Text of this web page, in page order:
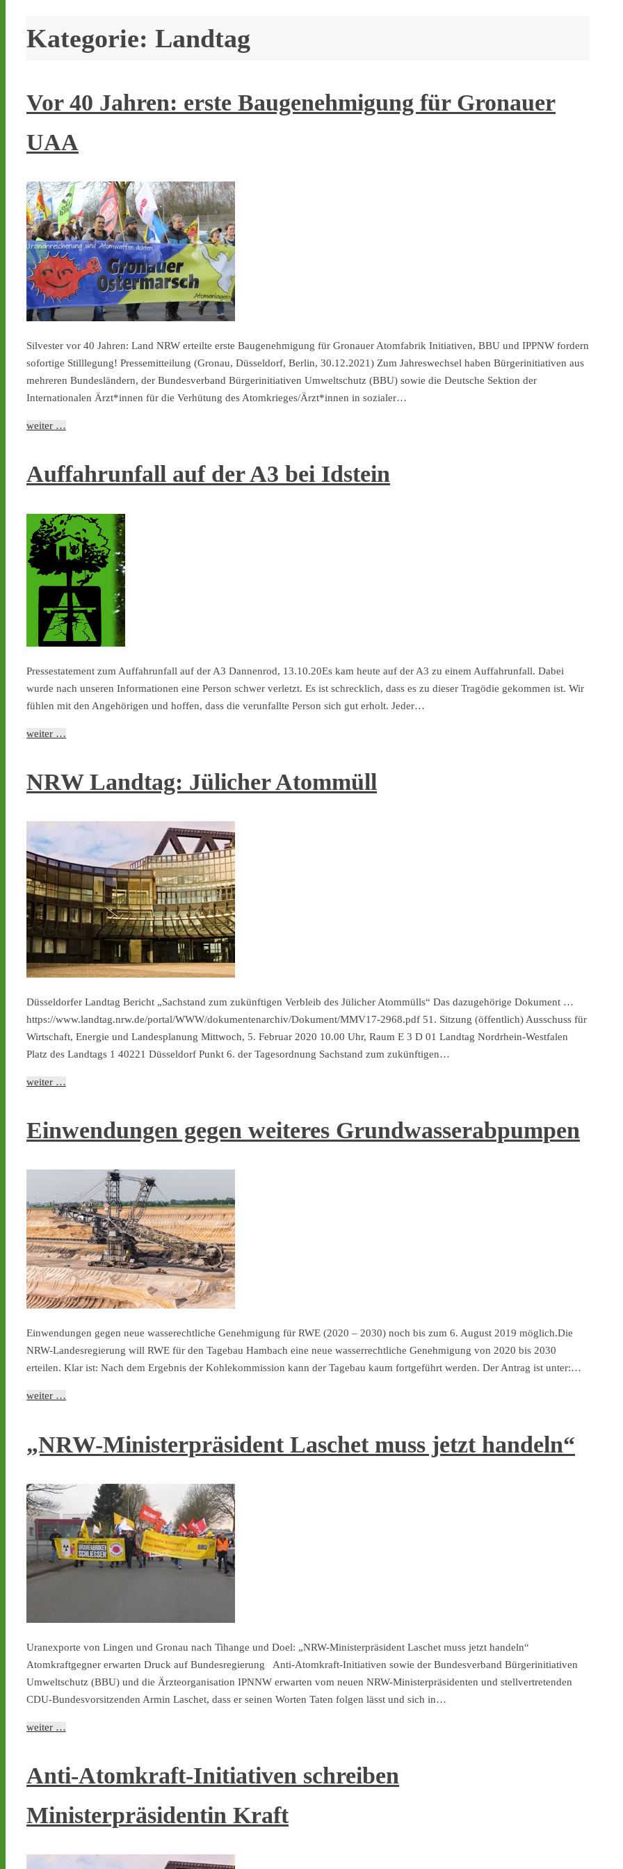
Kategorie: Landtag
Vor 40 Jahren: erste Baugenehmigung für Gronauer
UAA
Silvester vor 40 Jahren: Land NRW erteilte erste Baugenehmigung für Gronauer Atomfabrik Initiativen, BBU und IPPNW fordern
sofortige Stilllegung! Pressemitteilung (Gronau, Düsseldorf, Berlin, 30.12.2021) Zum Jahreswechsel haben Bürgerinitiativen aus
mehreren Bundesländern, der Bundesverband Bürgerinitiativen Umweltschutz (BBU) sowie die Deutsche Sektion der
Internationalen Ärzt*innen für die Verhütung des Atomkrieges/Ärzt*innen in sozialer…
weiter …
Auffahrunfall auf der A3 bei Idstein
Pressestatement zum Auffahrunfall auf der A3 Dannenrod, 13.10.20Es kam heute auf der A3 zu einem Auffahrunfall. Dabei
wurde nach unseren Informationen eine Person schwer verletzt. Es ist schrecklich, dass es zu dieser Tragödie gekommen ist. Wir
fühlen mit den Angehörigen und hoffen, dass die verunfallte Person sich gut erholt. Jeder…
weiter …
NRW Landtag: Jülicher Atommüll
Düsseldorfer Landtag Bericht „Sachstand zum zukünftigen Verbleib des Jülicher Atommülls“ Das dazugehörige Dokument …
https://www.landtag.nrw.de/portal/WWW/dokumentenarchiv/Dokument/MMV17-2968.pdf 51. Sitzung (öffentlich) Ausschuss für
Wirtschaft, Energie und Landesplanung Mittwoch, 5. Februar 2020 10.00 Uhr, Raum E 3 D 01 Landtag Nordrhein-Westfalen
Platz des Landtags 1 40221 Düsseldorf Punkt 6. der Tagesordnung Sachstand zum zukünftigen…
weiter …
Einwendungen gegen weiteres Grundwasserabpumpen
Einwendungen gegen neue wasserechtliche Genehmigung für RWE (2020 – 2030) noch bis zum 6. August 2019 möglich.Die
NRW-Landesregierung will RWE für den Tagebau Hambach eine neue wasserrechtliche Genehmigung von 2020 bis 2030
erteilen. Klar ist: Nach dem Ergebnis der Kohlekommission kann der Tagebau kaum fortgeführt werden. Der Antrag ist unter:…
weiter …
„NRW-Ministerpräsident Laschet muss jetzt handeln“
Uranexporte von Lingen und Gronau nach Tihange und Doel: „NRW-Ministerpräsident Laschet muss jetzt handeln“
Atomkraftgegner erwarten Druck auf Bundesregierung Anti-Atomkraft-Initiativen sowie der Bundesverband Bürgerinitiativen
Umweltschutz (BBU) und die Ärzteorganisation IPNNW erwarten vom neuen NRW-Ministerpräsidenten und stellvertretenden
CDU-Bundesvorsitzenden Armin Laschet, dass er seinen Worten Taten folgen lässt und sich in…
weiter …
Anti-Atomkraft-Initiativen schreiben
Ministerpräsidentin Kraft